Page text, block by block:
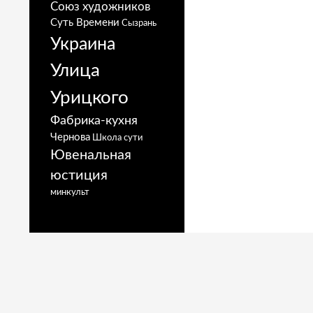
Союз художников
Суть Времени Сызрань
Украина
Улица
Урицкого
Фабрика-кухня
Чернова Школа сути
Ювенальная
юстиция
минкульт